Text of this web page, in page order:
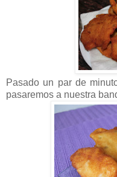
Pasado un par de
pasaremos a nuestra